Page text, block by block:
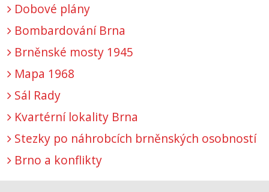
Dobové plány
Bombardování Brna
Brněnské mosty 1945
Mapa 1968
Sál Rady
Kvartérní lokality Brna
Stezky po náhrobcích brněnských osobností
Brno a konflikty